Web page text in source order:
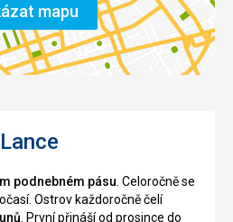
mapu
podnebném pásu . Celoročně se
Ostrov každoročně čelí
. První přináší od prosince do